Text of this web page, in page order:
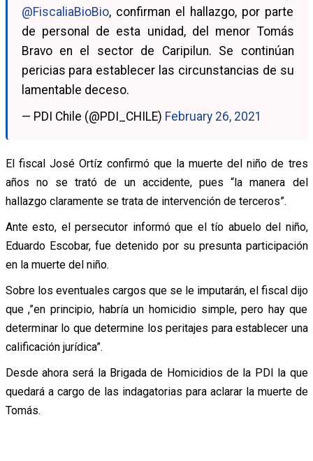
@FiscaliaBioBio, confirman el hallazgo, por parte
de personal de esta unidad, del menor Tomás
Bravo en el sector de Caripilun. Se continúan
pericias para establecer las circunstancias de su
lamentable deceso.
— PDI Chile (@PDI_CHILE) February 26, 2021
El fiscal José Ortíz confirmó que la muerte del niño de tres
años no se trató de un accidente, pues “la manera del
hallazgo claramente se trata de intervención de terceros”.
Ante esto, el persecutor informó que el tío abuelo del niño,
Eduardo Escobar, fue detenido por su presunta participación
en la muerte del niño.
Sobre los eventuales cargos que se le imputarán, el fiscal dijo
que ,”en principio, habría un homicidio simple, pero hay que
determinar lo que determine los peritajes para establecer una
calificación jurídica”.
Desde ahora será la Brigada de Homicidios de la PDI la que
quedará a cargo de las indagatorias para aclarar la muerte de
Tomás.